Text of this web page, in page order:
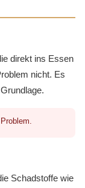
direkt ins Essen
nicht. Es
Schadstoffe wie